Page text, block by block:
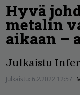
Hyvä
metalin
aikaan –
Julkaistu
Julkaistu: 6.2.2022 12:57